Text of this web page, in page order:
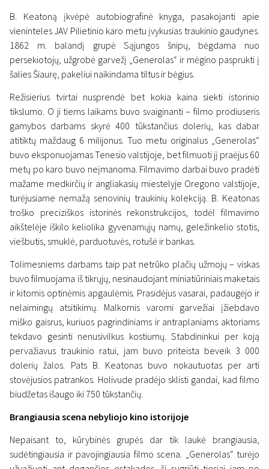
B. Keatoną įkvėpė autobiografinė knyga, pasakojanti apie
vieninteles JAV Pilietinio karo metu įvykusias traukinio gaudynes.
1862 m. balandį grupė Sąjungos šnipų, bėgdama nuo
persekiotojų, užgrobė garvežį „Generolas“ ir mėgino pasprukti į
šalies Šiaurę, pakeliui naikindama tiltus ir bėgius.
Režisierius tvirtai nusprendė bet kokia kaina siekti istorinio
tikslumo. O ji tiems laikams buvo svaiginanti – filmo prodiuseris
gamybos darbams skyrė 400 tūkstančius dolerių, kas dabar
atitiktų maždaug 6 milijonus. Tuo metu originalus „Generolas“
buvo eksponuojamas Tenesio valstijoje, bet filmuoti jį praėjus 60
metų po karo buvo neįmanoma. Filmavimo darbai buvo pradėti
mažame medkirčių ir angliakasių miestelyje Oregono valstijoje,
turėjusiame nemažą senovinių traukinių kolekciją. B. Keatonas
troško preciziškos istorinės rekonstrukcijos, todėl filmavimo
aikštelėje iškilo keliolika gyvenamųjų namų, geležinkelio stotis,
viešbutis, smuklė, parduotuvės, rotušė ir bankas.
Tolimesniems darbams taip pat netrūko plačių užmojų – viskas
buvo filmuojama iš tikrųjų, nesinaudojant miniatiūriniais maketais
ir kitomis optinėmis apgaulėmis. Prasidėjus vasarai, padaugėjo ir
nelaimingų atsitikimų. Malkomis varomi garvežiai įžiebdavo
miško gaisrus, kuriuos pagrindiniams ir antraplaniams aktoriams
tekdavo gesinti nenusivilkus kostiumų. Stabdininkui per koją
pervažiavus traukinio ratui, jam buvo priteista beveik 3 000
dolerių žalos. Pats B. Keatonas buvo nokautuotas per arti
stovėjusios patrankos. Holivude pradėjo sklisti gandai, kad filmo
biudžetas išaugo iki 750 tūkstančių.
Brangiausia scena nebyliojo kino istorijoje
Nepaisant to, kūrybinės grupės dar tik laukė brangiausia,
sudėtingiausia ir pavojingiausia filmo scena. „Generolas“ turėjo